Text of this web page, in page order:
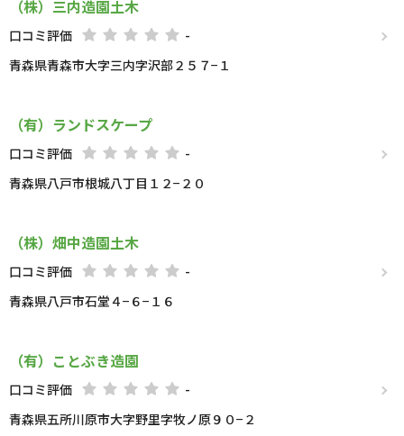
（株）三内造園土木
口コミ評価
-
青森県青森市大字三内字沢部２５７−１
（有）ランドスケープ
口コミ評価
-
青森県八戸市根城八丁目１２−２０
（株）畑中造園土木
口コミ評価
-
青森県八戸市石堂４−６−１６
（有）ことぶき造園
口コミ評価
-
青森県五所川原市大字野里字牧ノ原９０−２